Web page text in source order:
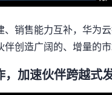
销售能力互补，华为
创造广阔的、增量的市
，加速伙伴跨越式